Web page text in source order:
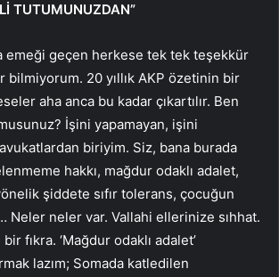
TUTUMUNUZDAN”
emeği geçen herkese tek tek teşekkür
bilmiyorum. 20 yıllık AKP özetinin bir
aha anca bu kadar çıkartılır. Ben
İşini yapamayan, işini
avukatlardan biriyim. Siz, bana burada
hakkı, mağdur odaklı adalet,
şiddete sıfır tolerans, çocuğun
Neler neler var. Vallahi ellerinize sıhhat.
fıkra. ‘Mağdur odaklı adalet’
lazım; Somada katledilen